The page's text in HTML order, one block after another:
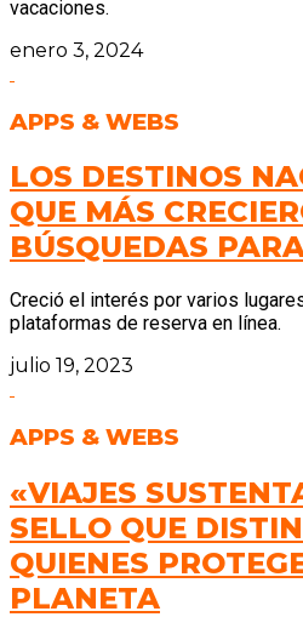
vacaciones.
enero 3, 2024
APPS & WEBS
LOS DESTINOS
QUE MÁS
BÚSQUEDAS
Creció el interés por varios
plataformas de reserva en línea.
julio 19, 2023
APPS & WEBS
«VIAJES
SELLO QUE
QUIENES
PLANETA